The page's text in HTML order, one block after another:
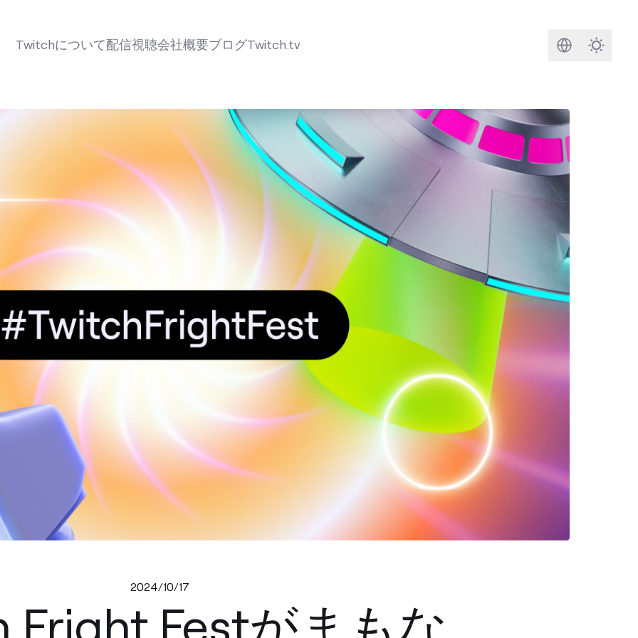
Twitchについて配信視聴会社概要ブログTwitch.tv
2024/10/17
Fright Festがまもな